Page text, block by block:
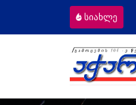
სიახლე
პროფესიული დღე